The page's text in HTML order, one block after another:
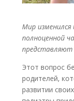
Мир изменился
полноценной
представляют
Этот вопрос
родителей,
развитии